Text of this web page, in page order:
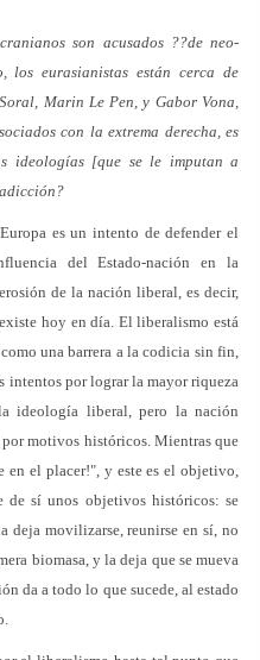
son acusados ??de neo-
los eurasianistas están cerca de
Marin Le Pen, y Gabor Vona,
con la extrema derecha, es
ideologías [que se le imputan a
es un intento de defender el
del Estado-nación en la
de la nación liberal, es decir,
hoy en día. El liberalismo está
una barrera a la codicia sin fin,
intentos por lograr la mayor riqueza
ideología liberal, pero la nación
motivos históricos. Mientras que
en el placer!", y este es el objetivo,
sí unos objetivos históricos: se
deja movilizarse, reunirse en sí, no
biomasa, y la deja que se mueva
da a todo lo que sucede, al estado